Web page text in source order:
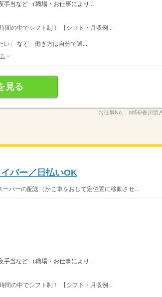
手当など （職場・お仕事により...
の中でシフト制！ 【シフト・月収例...
い」 など、働き方は自分で選...
見る
お仕事No.： dd56/香川県
バー／日払いOK
パーの配送（かご車をおして定位置に移動させ...
手当など （職場・お仕事により...
の中でシフト制！ 【シフト・月収例...